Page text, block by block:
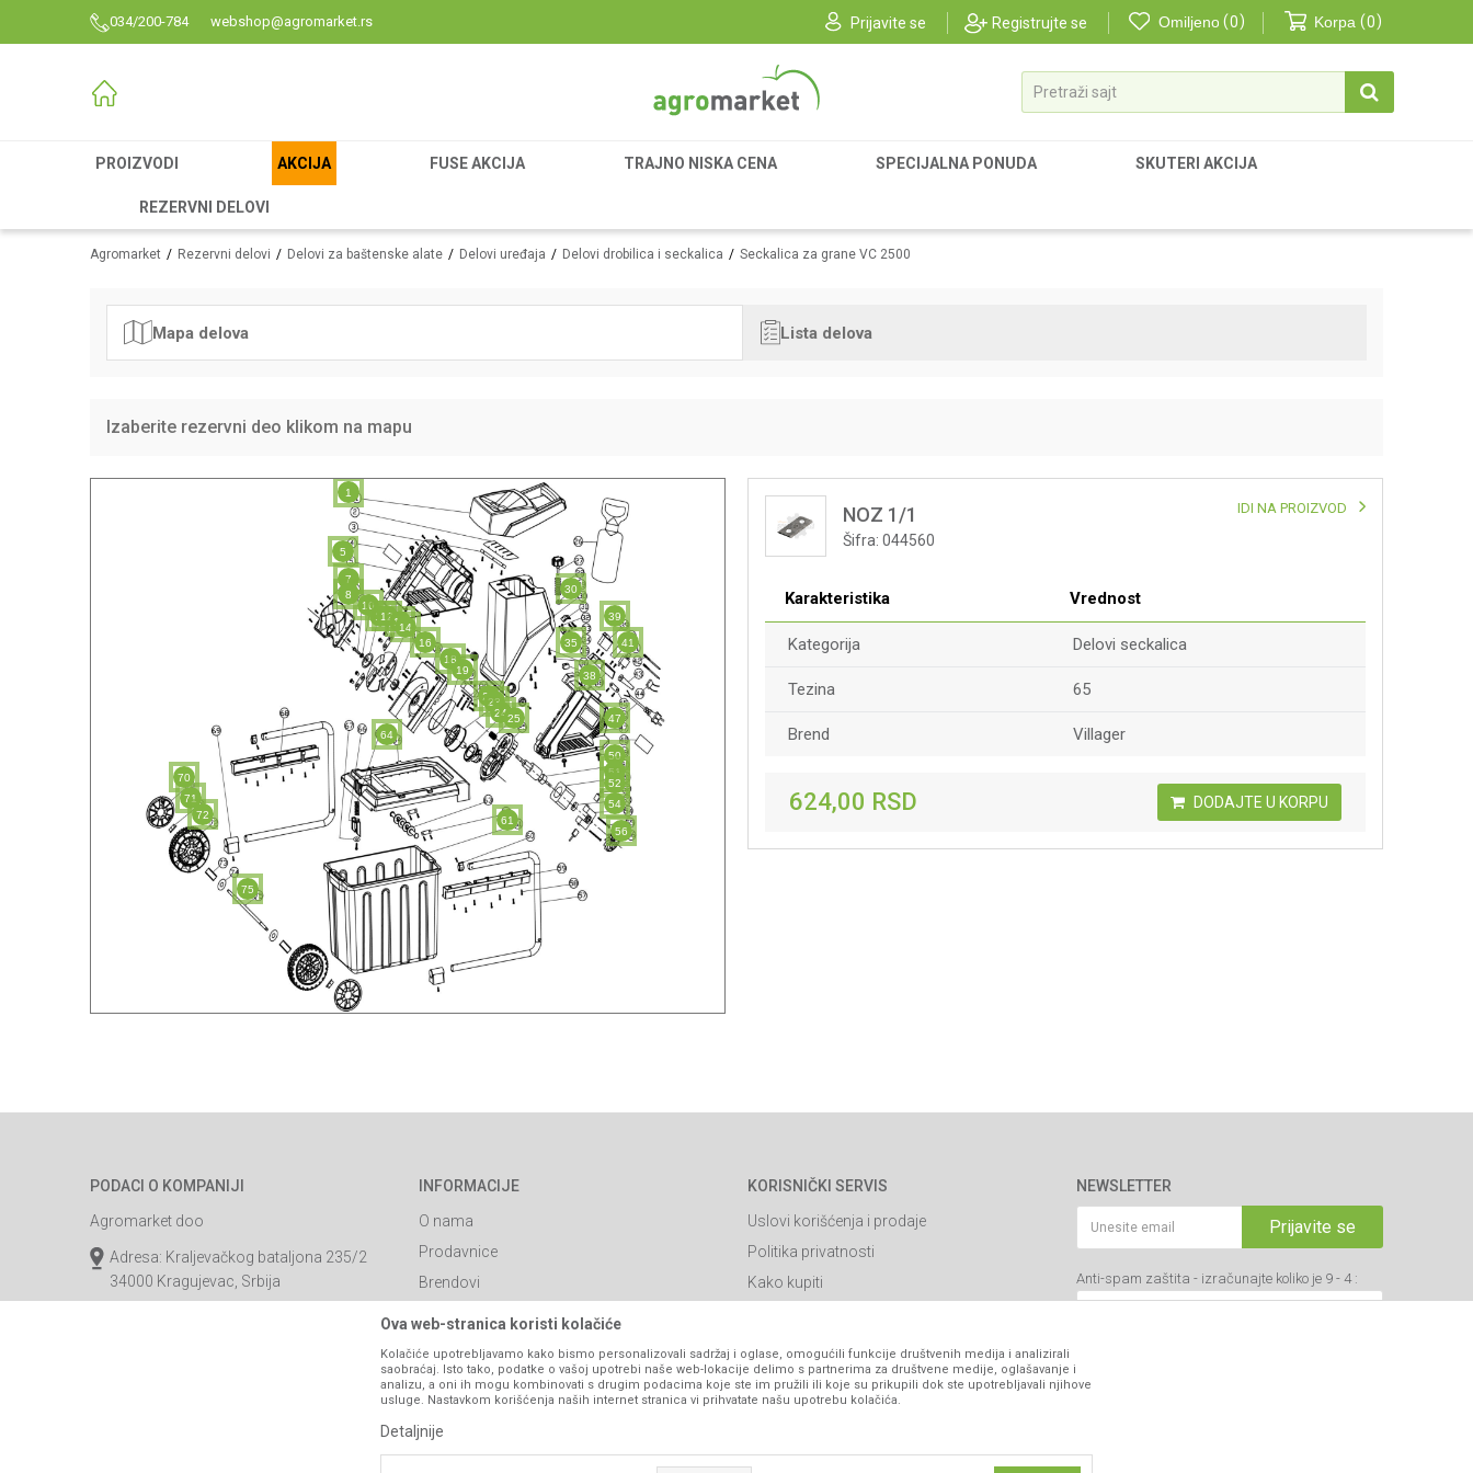
034/200-784 webshop@agromarket.rs Prijavite se Registrujte se Omiljeno 0 Korpa 0
Pretraži sajt
PROIZVODI AKCIJA FUSE AKCIJA TRAJNO NISKA CENA SPECIJALNA PONUDA SKUTERI AKCIJA
REZERVNI DELOVI
Agromarket Rezervni delovi Delovi za baštenske alate Delovi uređaja Delovi drobilica i seckalica Seckalica za grane VC 2500
Mapa delova Lista delova
Izaberite rezervni deo klikom na mapu
1
5
7
8
10
1112 1314
16
18
19
2223
2425
30
35
38
39
41
47
50
51
52
54
56
61
64
70
71
72
75
NOZ 1/1
Šifra: 044560
IDI NA PROIZVOD
Karakteristika Vrednost
Kategorija Delovi seckalica
Tezina 65
Brend Villager
624,00 RSD DODAJTE U KORPU
PODACI O KOMPANIJI
Agromarket doo
Adresa: Kraljevačkog bataljona 235/2
34000 Kragujevac, Srbija
INFORMACIJE
O nama
Prodavnice
Brendovi
Katalozi
Saradnja
Blog
Najčešća pitanja
Kontakt
KORISNIČKI SERVIS
Uslovi korišćenja i prodaje
Politika privatnosti
Kako kupiti
Click & Collect
Načini plaćanja
Plaćanje karticama
Pravo na odustajanje
NEWSLETTER
Prijavite se
Anti-spam zaštita - izračunajte koliko je 9 - 4 :
VIBER I SMS NEWSLETTER
Ova web-stranica koristi kolačiće
Kolačiće upotrebljavamo kako bismo personalizovali sadržaj i oglase, omogućili funkcije društvenih medija i analizirali
saobraćaj. Isto tako, podatke o vašoj upotrebi naše web-lokacije delimo s partnerima za društvene medije, oglašavanje i
analizu, a oni ih mogu kombinovati s drugim podacima koje ste im pružili ili koje su prikupili dok ste upotrebljavali njihove
usluge. Nastavkom korišćenja naših internet stranica vi prihvatate našu upotrebu kolačića.
Detaljnije